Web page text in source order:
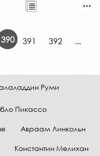
390 391 392
...
Руми
Пикассо
Авраам Линкольн
Константин Мелихан